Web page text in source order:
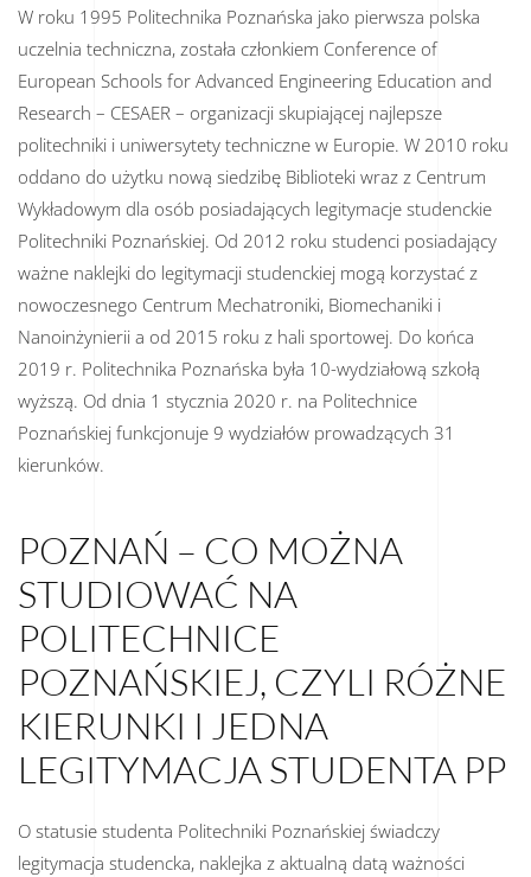
W roku 1995 Politechnika Poznańska jako pierwsza polska
uczelnia techniczna, została członkiem Conference of
European Schools for Advanced Engineering Education and
Research – CESAER – organizacji skupiającej najlepsze
politechniki i uniwersytety techniczne w Europie. W 2010 roku
oddano do użytku nową siedzibę Biblioteki wraz z Centrum
Wykładowym dla osób posiadających legitymacje studenckie
Politechniki Poznańskiej. Od 2012 roku studenci posiadający
ważne naklejki do legitymacji studenckiej mogą korzystać z
nowoczesnego Centrum Mechatroniki, Biomechaniki i
Nanoinżynierii a od 2015 roku z hali sportowej. Do końca
2019 r. Politechnika Poznańska była 10-wydziałową szkołą
wyższą. Od dnia 1 stycznia 2020 r. na Politechnice
Poznańskiej funkcjonuje 9 wydziałów prowadzących 31
kierunków.
POZNAŃ – CO MOŻNA
STUDIOWAĆ NA
POLITECHNICE
POZNAŃSKIEJ, CZYLI RÓŻNE
KIERUNKI I JEDNA
LEGITYMACJA STUDENTA PP
O statusie studenta Politechniki Poznańskiej świadczy
legitymacja studencka, naklejka z aktualną datą ważności